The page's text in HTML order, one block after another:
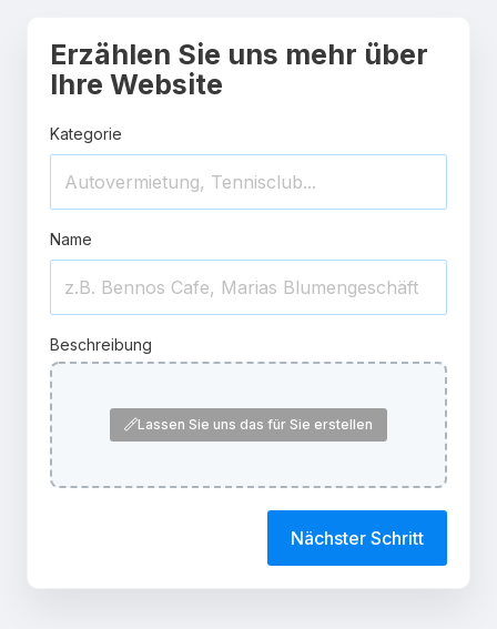
Erzählen Sie uns mehr über
Ihre Website
Kategorie
Name
Beschreibung
Lassen Sie uns das für Sie erstellen
Nächster Schritt